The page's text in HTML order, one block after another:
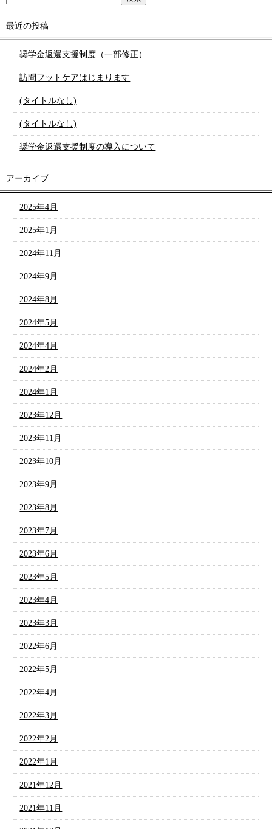
最近の投稿
奨学金返還支援制度（一部修正）
訪問フットケアはじまります
(タイトルなし)
(タイトルなし)
奨学金返還支援制度の導入について
アーカイブ
2025年4月
2025年1月
2024年11月
2024年9月
2024年8月
2024年5月
2024年4月
2024年2月
2024年1月
2023年12月
2023年11月
2023年10月
2023年9月
2023年8月
2023年7月
2023年6月
2023年5月
2023年4月
2023年3月
2022年6月
2022年5月
2022年4月
2022年3月
2022年2月
2022年1月
2021年12月
2021年11月